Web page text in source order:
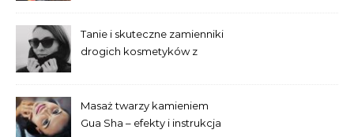
Tanie i skuteczne zamienniki
drogich kosmetyków z
Masaż twarzy kamieniem
Gua Sha – efekty i instrukcja